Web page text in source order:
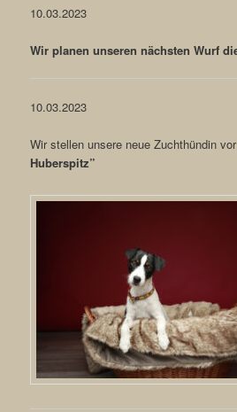
10.03.2023
Wir planen unseren nächsten Wurf
10.03.2023
Wir stellen unsere neue Zuchthündin vor
Huberspitz”